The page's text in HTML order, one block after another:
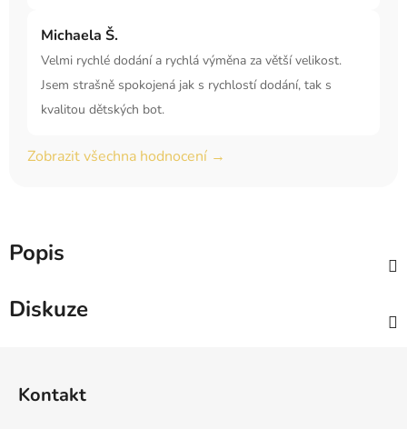
Michaela Š.
Velmi rychlé dodání a rychlá výměna za větší velikost.
Jsem strašně spokojená jak s rychlostí dodání, tak s
kvalitou dětských bot.
Zobrazit všechna hodnocení →
Popis
Diskuze
Kontakt